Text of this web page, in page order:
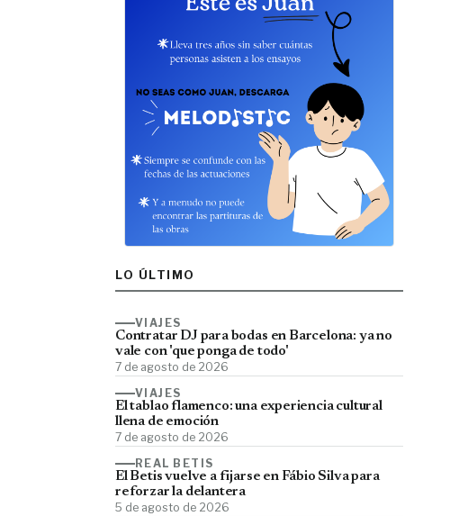
LO ÚLTIMO
VIAJES
Contratar DJ para bodas en Barcelona: ya no
vale con 'que ponga de todo'
7 de agosto de 2026
VIAJES
El tablao flamenco: una experiencia cultural
llena de emoción
7 de agosto de 2026
REAL BETIS
El Betis vuelve a fijarse en Fábio Silva para
reforzar la delantera
5 de agosto de 2026